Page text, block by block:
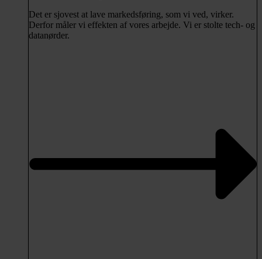
Det er sjovest at lave markedsføring, som vi ved, virker.
Derfor måler vi effekten af vores arbejde. Vi er stolte tech- og
datanørder.